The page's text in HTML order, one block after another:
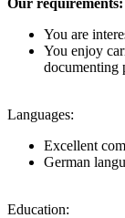
Our requirements:
You are
You enjoy
documenting
Languages:
Excellent
German
Education: